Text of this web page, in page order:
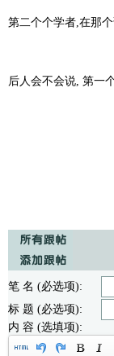
第二个个学者,在那
后人会不会说, 第一
笔 名 (必选项):
标 题 (必选项):
内 容 (选填项):